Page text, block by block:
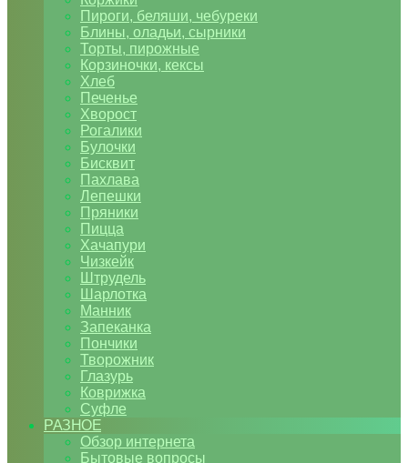
Пироги, беляши, чебуреки
Блины, оладьи, сырники
Торты, пирожные
Корзиночки, кексы
Хлеб
Печенье
Хворост
Рогалики
Булочки
Бисквит
Пахлава
Лепешки
Пряники
Пицца
Хачапури
Чизкейк
Штрудель
Шарлотка
Манник
Запеканка
Пончики
Творожник
Глазурь
Коврижка
Суфле
РАЗНОЕ
Обзор интернета
Бытовые вопросы